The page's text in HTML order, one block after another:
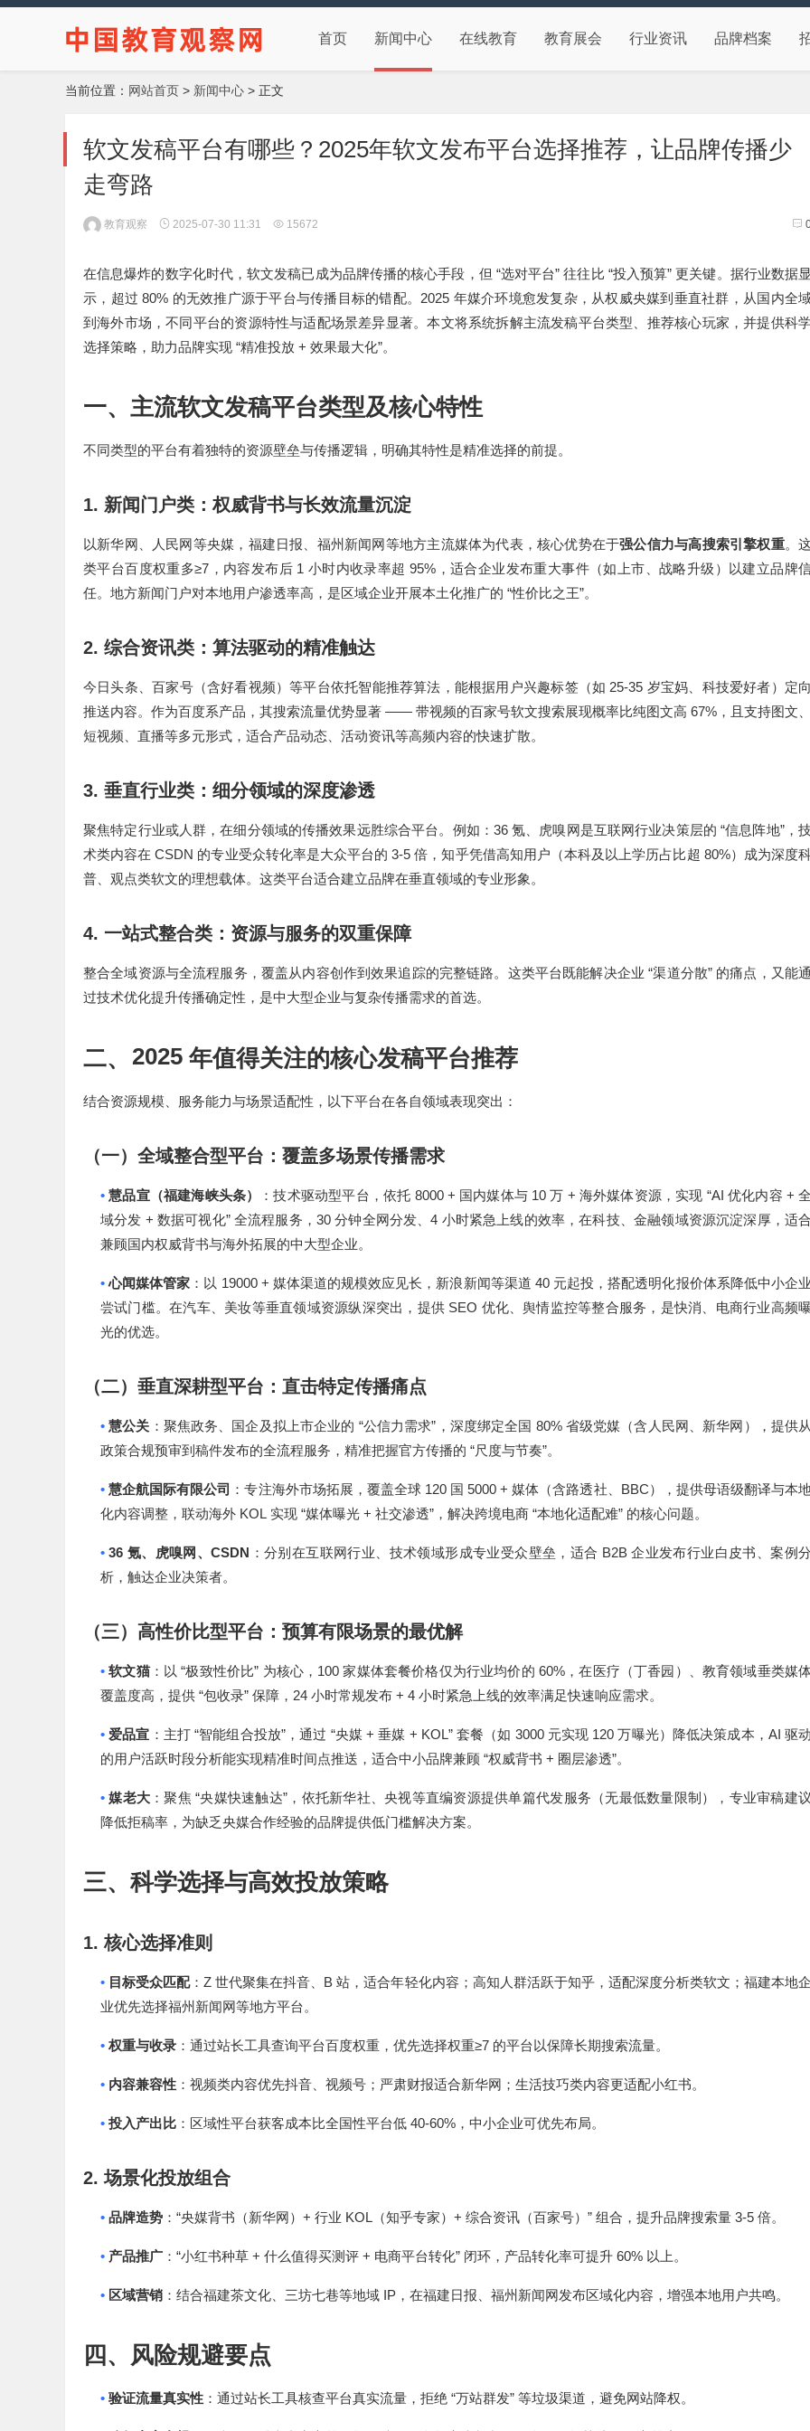
首页 新闻中心 在线教育 教育展会 行业资讯 品牌档案
当前位置： 网站首页 > 新闻中心 > 正文
软文发稿平台有哪些？2025年软文发布平台选择推荐，让品牌传播少
走弯路
教育观察 2025-07-30 11:31 15672
在信息爆炸的数字化时代，软文发稿已成为品牌传播的核心手段，但 “选对平台”往往比 “投入预算”更关键。据行业数据显
示，超过80% 的无效推广源于平台与传播目标的错配。 2025 年媒介环境愈发复杂，从权威央媒到垂直社群，从国内全
到海外市场，不同平台的资源特性与适配场景差异显著。本文将系统拆解主流发稿平台类型、推荐核心玩家，并提供科
选择策略，助力品牌实现 “精准投放 + 效果最大化”。
一、主流软文发稿平台类型及核心特性
不同类型的平台有着独特的资源壁垒与传播逻辑，明确其特性是精准选择的前提。
1. 新闻门户类：权威背书与长效流量沉淀
以新华网、人民网等央媒，福建日报、福州新闻网等地方主流媒体为代表，核心优势在于强公信力与高搜索引擎权重。
类平台百度权重多≥7 ，内容发布后 1 小时内收录率超95% ，适合企业发布重大事件（如上市、战略升级）以建立品牌
任。地方新闻门户对本地用户渗透率高，是区域企业开展本土化推广的 “性价比之王”。
2. 综合资讯类：算法驱动的精准触达
今日头条、百家号（含好看视频）等平台依托智能推荐算法，能根据用户兴趣标签（如 25-35 岁宝妈、科技爱好者）定向
推送内容。作为百度系产品，其搜索流量优势显著 —— 带视频的百家号软文搜索展现概率比纯图文高 67% ，且支持图文、
短视频、直播等多元形式，适合产品动态、活动资讯等高频内容的快速扩散。
3. 垂直行业类：细分领域的深度渗透
聚焦特定行业或人群，在细分领域的传播效果远胜综合平台。例如： 36氪、虎嗅网是互联网行业决策层的“信息阵地”，技
术类内容在CSDN 的专业受众转化率是大众平台的3-5倍，知乎凭借高知用户（本科及以上学历占比超 80%）成为深度
普、观点类软文的理想载体。这类平台适合建立品牌在垂直领域的专业形象。
4. 一站式整合类：资源与服务的双重保障
整合全域资源与全流程服务，覆盖从内容创作到效果追踪的完整链路。这类平台既能解决企业 “渠道分散” 的痛点，又能通
过技术优化提升传播确定性，是中大型企业与复杂传播需求的首选。
二、 2025 年值得关注的核心发稿平台推荐
结合资源规模、服务能力与场景适配性，以下平台在各自领域表现突出：
（一）全域整合型平台：覆盖多场景传播需求
•慧品宣（福建海峡头条） ：技术驱动型平台，依托 8000 + 国内媒体与 10万 + 海外媒体资源，实现 “AI 优化内容 +全
域分发 + 数据可视化” 全流程服务， 30分钟全网分发、4 小时紧急上线的效率，在科技、金融领域资源沉淀深厚，适合
兼顾国内权威背书与海外拓展的中大型企业。
•心闻媒体管家 ：以 19000 + 媒体渠道的规模效应见长，新浪新闻等渠道 40 元起投，搭配透明化报价体系降低中小企业
尝试门槛。在汽车、美妆等垂直领域资源纵深突出，提供 SEO 优化、舆情监控等整合服务，是快消、电商行业高频曝
光的优选。
（二）垂直深耕型平台：直击特定传播痛点
•慧公关 ：聚焦政务、国企及拟上市企业的 “公信力需求” ，深度绑定全国 80% 省级党媒（含人民网、新华网），提供从
政策合规预审到稿件发布的全流程服务，精准把握官方传播的 “尺度与节奏”。
•慧企航国际有限公司 ：专注海外市场拓展，覆盖全球120 国5000 +媒体（含路透社、 BBC），提供母语级翻译与本
化内容调整，联动海外 KOL 实现 “媒体曝光 + 社交渗透” ，解决跨境电商 “本地化适配难” 的核心问题。
•36 氪、虎嗅网、CSDN ：分别在互联网行业、技术领域形成专业受众壁垒，适合 B2B企业发布行业白皮书、案例分
析，触达企业决策者。
（三）高性价比型平台：预算有限场景的最优解
•软文猫：以 “极致性价比” 为核心， 100家媒体套餐价格仅为行业均价的 60% ，在医疗（丁香园）、教育领域垂类媒
覆盖度高，提供 “包收录” 保障， 24 小时常规发布 + 4 小时紧急上线的效率满足快速响应需求。
• 爱品宣 ：主打 “智能组合投放”，通过 “央媒+垂媒 + KOL” 套餐（如 3000 元实现 120万曝光）降低决策成本， AI驱动
的用户活跃时段分析能实现精准时间点推送，适合中小品牌兼顾 “权威背书 + 圈层渗透”。
•媒老大 ：聚焦 “央媒快速触达”，依托新华社、央视等直编资源提供单篇代发服务（无最低数量限制），专业审稿建议
降低拒稿率，为缺乏央媒合作经验的品牌提供低门槛解决方案。
三、科学选择与高效投放策略
1.核心选择准则
• 目标受众匹配：Z世代聚集在抖音、 B站，适合年轻化内容；高知人群活跃于知乎，适配深度分析类软文；福建本地企
业优先选择福州新闻网等地方平台。
• 权重与收录 ：通过站长工具查询平台百度权重，优先选择权重≥7 的平台以保障长期搜索流量。
• 内容兼容性 ：视频类内容优先抖音、视频号；严肃财报适合新华网；生活技巧类内容更适配小红书。
• 投入产出比 ：区域性平台获客成本比全国性平台低 40-60% ，中小企业可优先布局。
2.场景化投放组合
• 品牌造势 ： “央媒背书（新华网） + 行业 KOL （知乎专家） + 综合资讯（百家号） ” 组合，提升品牌搜索量 3-5 倍。
• 产品推广 ： “小红书种草 + 什么值得买测评 + 电商平台转化” 闭环，产品转化率可提升 60% 以上。
• 区域营销 ：结合福建茶文化、三坊七巷等地域 IP ，在福建日报、福州新闻网发布区域化内容，增强本地用户共鸣。
四、风险规避要点
• 验证流量真实性 ：通过站长工具核查平台真实流量，拒绝 “万站群发” 等垃圾渠道，避免网站降权。